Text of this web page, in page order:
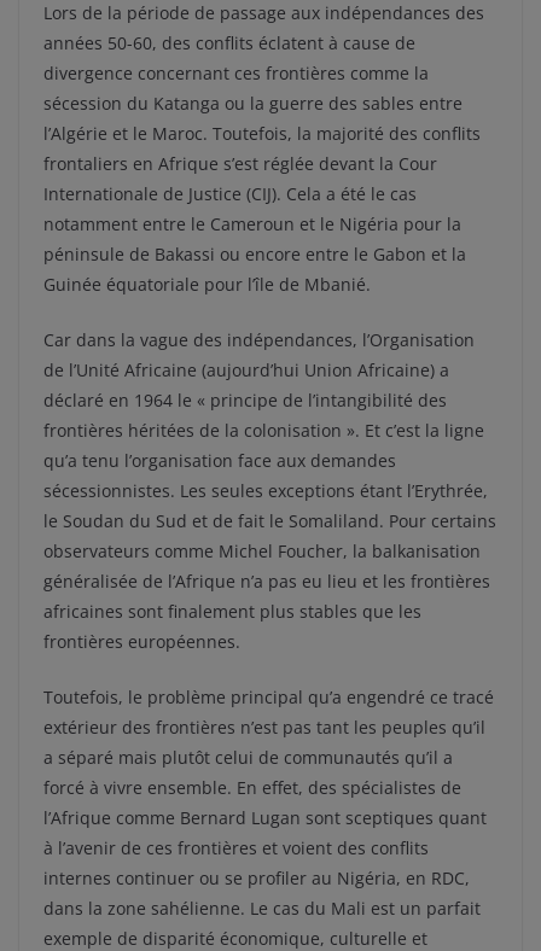
Lors de la période de passage aux indépendances des
années 50-60, des conflits éclatent à cause de
divergence concernant ces frontières comme la
sécession du Katanga ou la guerre des sables entre
l’Algérie et le Maroc. Toutefois, la majorité des conflits
frontaliers en Afrique s’est réglée devant la Cour
Internationale de Justice (CIJ). Cela a été le cas
notamment entre le Cameroun et le Nigéria pour la
péninsule de Bakassi ou encore entre le Gabon et la
Guinée équatoriale pour l’île de Mbanié.
Car dans la vague des indépendances, l’Organisation
de l’Unité Africaine (aujourd’hui Union Africaine) a
déclaré en 1964 le « principe de l’intangibilité des
frontières héritées de la colonisation ». Et c’est la ligne
qu’a tenu l’organisation face aux demandes
sécessionnistes. Les seules exceptions étant l’Erythrée,
le Soudan du Sud et de fait le Somaliland. Pour certains
observateurs comme Michel Foucher, la balkanisation
généralisée de l’Afrique n’a pas eu lieu et les frontières
africaines sont finalement plus stables que les
frontières européennes.
Toutefois, le problème principal qu’a engendré ce tracé
extérieur des frontières n’est pas tant les peuples qu’il
a séparé mais plutôt celui de communautés qu’il a
forcé à vivre ensemble. En effet, des spécialistes de
l’Afrique comme Bernard Lugan sont sceptiques quant
à l’avenir de ces frontières et voient des conflits
internes continuer ou se profiler au Nigéria, en RDC,
dans la zone sahélienne. Le cas du Mali est un parfait
exemple de disparité économique, culturelle et